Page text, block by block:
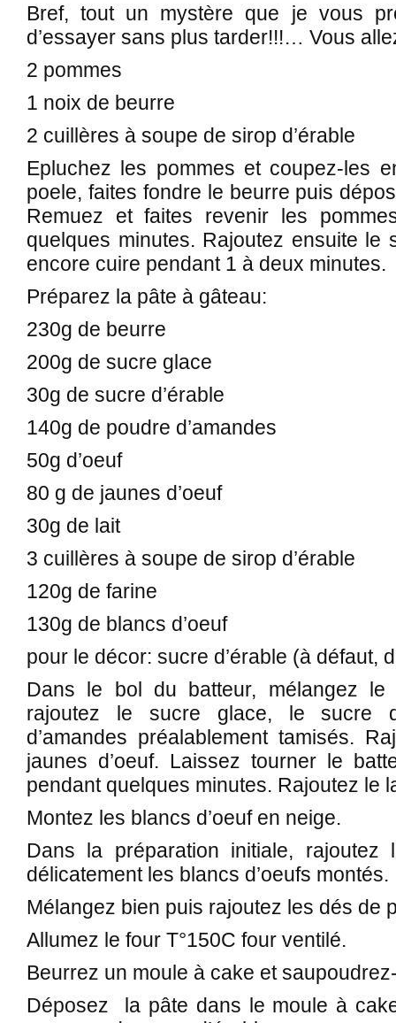
Bref, tout un mystère que je vous
d’essayer sans plus tarder!!!… Vous
2 pommes
1 noix de beurre
2 cuillères à soupe de sirop d’érable
Epluchez les pommes et coupez-les
poele, faites fondre le beurre puis
Remuez et faites revenir les
quelques minutes. Rajoutez ensuite le
encore cuire pendant 1 à deux minutes.
Préparez la pâte à gâteau:
230g de beurre
200g de sucre glace
30g de sucre d’érable
140g de poudre d’amandes
50g d’oeuf
80 g de jaunes d’oeuf
30g de lait
3 cuillères à soupe de sirop d’érable
120g de farine
130g de blancs d’oeuf
pour le décor: sucre d’érable (à défaut,
Dans le bol du batteur, mélangez le
rajoutez le sucre glace, le sucre
d’amandes préalablement tamisés.
jaunes d’oeuf. Laissez tourner le
pendant quelques minutes. Rajoutez le
Montez les blancs d’oeuf en neige.
Dans la préparation initiale, rajoutez
délicatement les blancs d’oeufs montés.
Mélangez bien puis rajoutez les dés de
Allumez le four T°150C four ventilé.
Beurrez un moule à cake et
Déposez la pâte dans le moule à